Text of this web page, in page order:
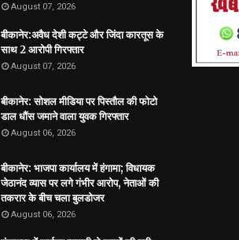
August 07, 2026
बीकानेर:अवैध देशी कट्टे और जिंदा कारतूस के
साथ 2 आरोपी गिरफ्तार
August 07, 2026
बीकानेर: सोशल मीडिया पर पिस्तौल की फोटो
डाल धौंस जमाने वाला युवक गिरफ्तार
August 06, 2026
बीकानेर: भाजपा कार्यालय में हंगामा; विधायक
जेठानंद व्यास पर लगे गंभीर आरोप, नेताओं की
तकरार के बीच चला बुलडोजर
August 06, 2026